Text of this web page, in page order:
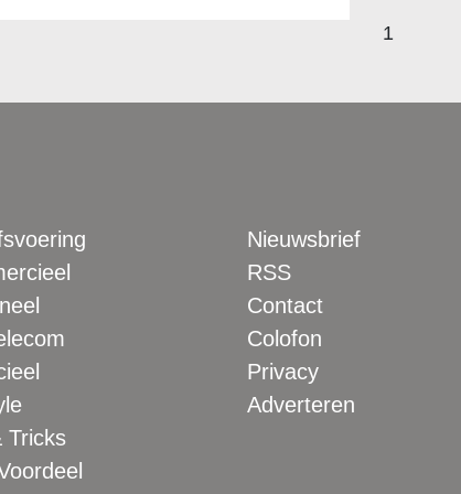
1
Tricks
Nieuwsbrief
RSS
Contact
Colofon
Privacy
Adverteren